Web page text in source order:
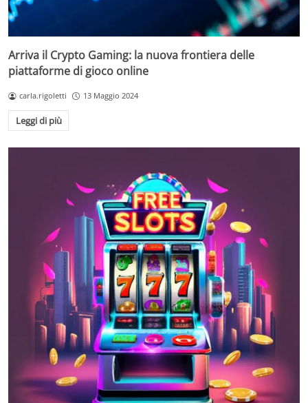
Arriva il Crypto Gaming: la nuova frontiera delle
piattaforme di gioco online
carla.rigoletti 13 Maggio 2024
Leggi di più